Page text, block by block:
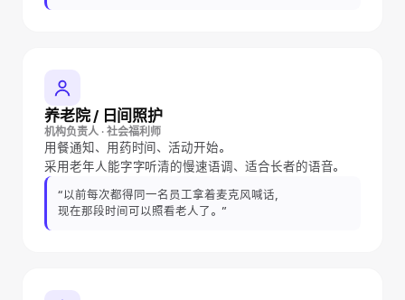
养老院 / 日间照护
机构负责人 · 社会福利师
用餐通知、用药时间、活动开始。
采用老年人能字字听清的慢速语调、适合长者的语音。
“以前每次都得同一名员工拿着麦克风喊话，
现在那段时间可以照看老人了。”